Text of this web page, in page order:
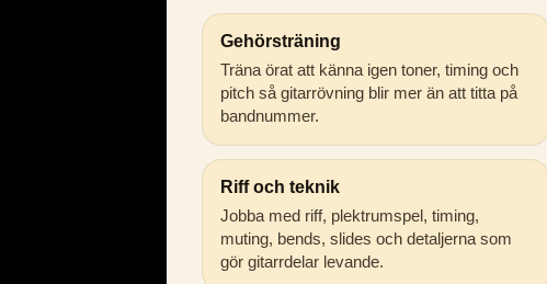
Gehörsträning
Träna örat att känna igen toner, timing och
pitch så gitarrövning blir mer än att titta på
bandnummer.
Riff och teknik
Jobba med riff, plektrumspel, timing,
muting, bends, slides och detaljerna som
gör gitarrdelar levande.